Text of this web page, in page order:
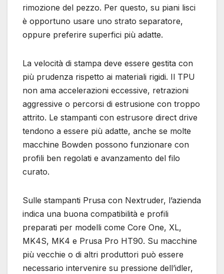
rimozione del pezzo. Per questo, su piani lisci
è opportuno usare uno strato separatore,
oppure preferire superfici più adatte.
La velocità di stampa deve essere gestita con
più prudenza rispetto ai materiali rigidi. Il TPU
non ama accelerazioni eccessive, retrazioni
aggressive o percorsi di estrusione con troppo
attrito. Le stampanti con estrusore direct drive
tendono a essere più adatte, anche se molte
macchine Bowden possono funzionare con
profili ben regolati e avanzamento del filo
curato.
Sulle stampanti Prusa con Nextruder, l’azienda
indica una buona compatibilità e profili
preparati per modelli come Core One, XL,
MK4S, MK4 e Prusa Pro HT90. Su macchine
più vecchie o di altri produttori può essere
necessario intervenire su pressione dell’idler,